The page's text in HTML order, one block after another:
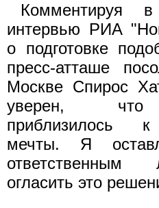
Комментируя
интервью РИА
о подготовке
пресс-атташе
Москве Спирос
уверен, что
приблизилось
мечты. Я
огласить это